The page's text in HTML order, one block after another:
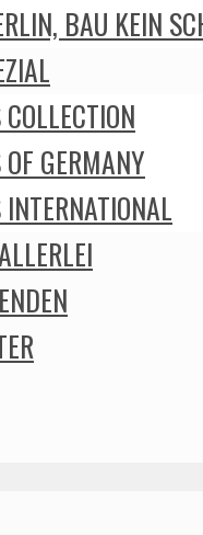
BAU KEIN
OF GERMANY
INTERNATIONAL